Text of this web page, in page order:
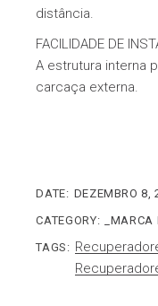
distância.
FACILIDADE DE
A estrutura interna
carcaça externa.
DATE: DEZEMBRO 8,
CATEGORY:
TAGS: